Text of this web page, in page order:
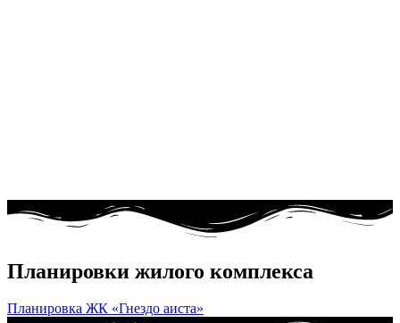
Планировки жилого комплекса
Планировка ЖК «Гнездо аиста»